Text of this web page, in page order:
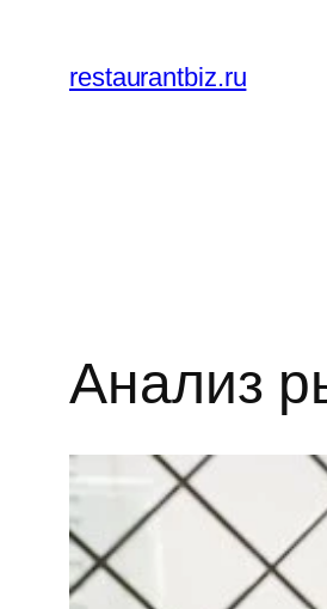
содержимому
restaurantbiz.ru
Анализ